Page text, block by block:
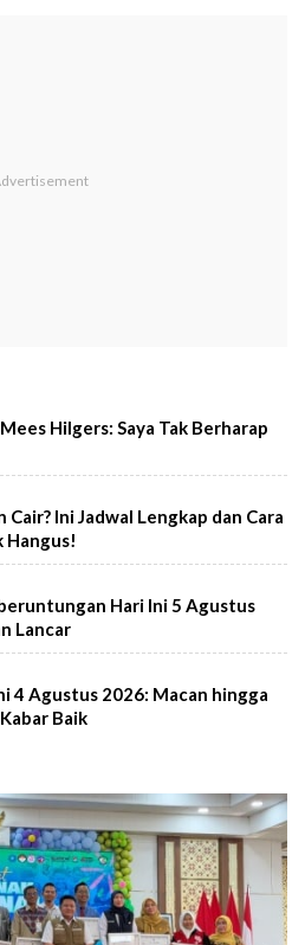
Hilgers: Saya Tak Berharap
Cair? Ini Jadwal Lengkap dan Cara
Hangus!
Hari Ini 5 Agustus
Lancar
4 Agustus 2026: Macan hingga
Baik